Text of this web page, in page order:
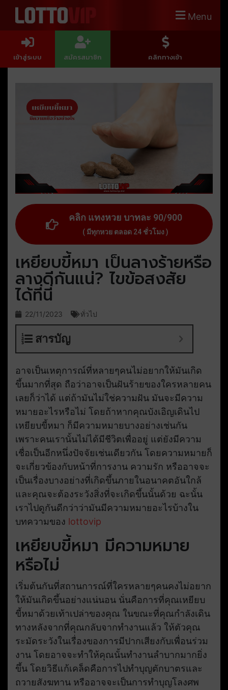
Menu
เข้าสู่ระบบ สมัครสมาชิก คลิกทางเข้า
คลิก แทงหวย บาทละ 90/900
( มีทุกหวย ตลอด 24 ชั่วโมง )
เหยียบขี้หมา เป็นลางร้ายหรือ
ลางดีกันแน่? ไขข้อสงสัย
ได้ที่นี่
22/11/2023 ทั่วไป
สารบัญ
อาจเป็นเหตุการณ์ที่หลายๆคนไม่อยากให้มันเกิด
ขึ้นมากที่สุด ถือว่าอาจเป็นฝันร้ายของใครหลายคน
เลยก็ว่าได้ แต่ถ้ามันไม่ใช่ความฝัน มันจะมีความ
หมายอะไรหรือไม่ โดยถ้าหากคุณบังเอิญเดินไป
เหยียบขี้หมา ก็มีความหมายบางอย่างเช่นกัน
เพราะคนเรานั้นไม่ได้มีชีวิตเพื่ออยู่ แต่ยังมีความ
เชื่อเป็นอีกหนึ่งปัจจัยเช่นเดียวกัน โดยความหมายก็
จะเกี่ยวข้องกับหน้าที่การงาน ความรัก หรืออาจจะ
เป็นเรื่องบางอย่างที่เกิดขึ้นภายในอนาคตอันใกล้
และคุณจะต้องระวังสิ่งที่จะเกิดขึ้นนั้นด้วย ฉะนั้น
เราไปดูกันดีกว่าว่ามันมีความหมายอะไรบ้างใน
บทความของ lottovip
เหยียบขี้หมา มีความหมาย
หรือไม่
เริ่มต้นกันที่สถานการณ์ที่ใครหลายๆคนคงไม่อยาก
ให้มันเกิดขึ้นอย่างแน่นอน นั่นคือการที่คุณเหยียบ
ขี้หมาด้วยเท้าเปล่าของคุณ ในขณะที่คุณกำลังเดิน
ทางหลังจากที่คุณกลับจากทำงานแล้ว ให้ตัวคุณ
ระมัดระวังในเรื่องของการมีปากเสียงกับเพื่อนร่วม
งาน โดยอาจจะทำให้คุณนั้นทำงานลำบากมากยิ่ง
ขึ้น โดยวิธีแก้เคล็ดคือการไปทำบุญตักบาตรและ
ถวายสังฆทาน หรืออาจจะเป็นการทำบุญโลงศพ